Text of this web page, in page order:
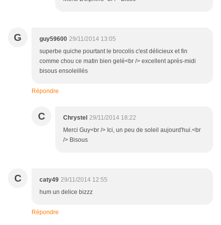
G guy59600 29/11/2014 13:05
superbe quiche pourtant le brocolis c'est délicieux et fin
comme chou ce matin bien gelé<br /> excellent après-midi
bisous ensoleillés
Répondre
C Chrystel 29/11/2014 18:22
Merci Guy<br /> Ici, un peu de soleil aujourd'hui.<br
/> Bisous
C caty49 29/11/2014 12:55
hum un delice bizzz
Répondre